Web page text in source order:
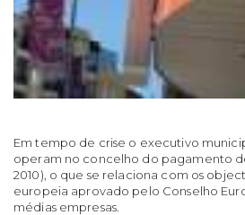
Em tempo de crise o executivo
operam no concelho do pagamento
2010), o que se relaciona com os
europeia aprovado pelo Conselho
médias empresas.